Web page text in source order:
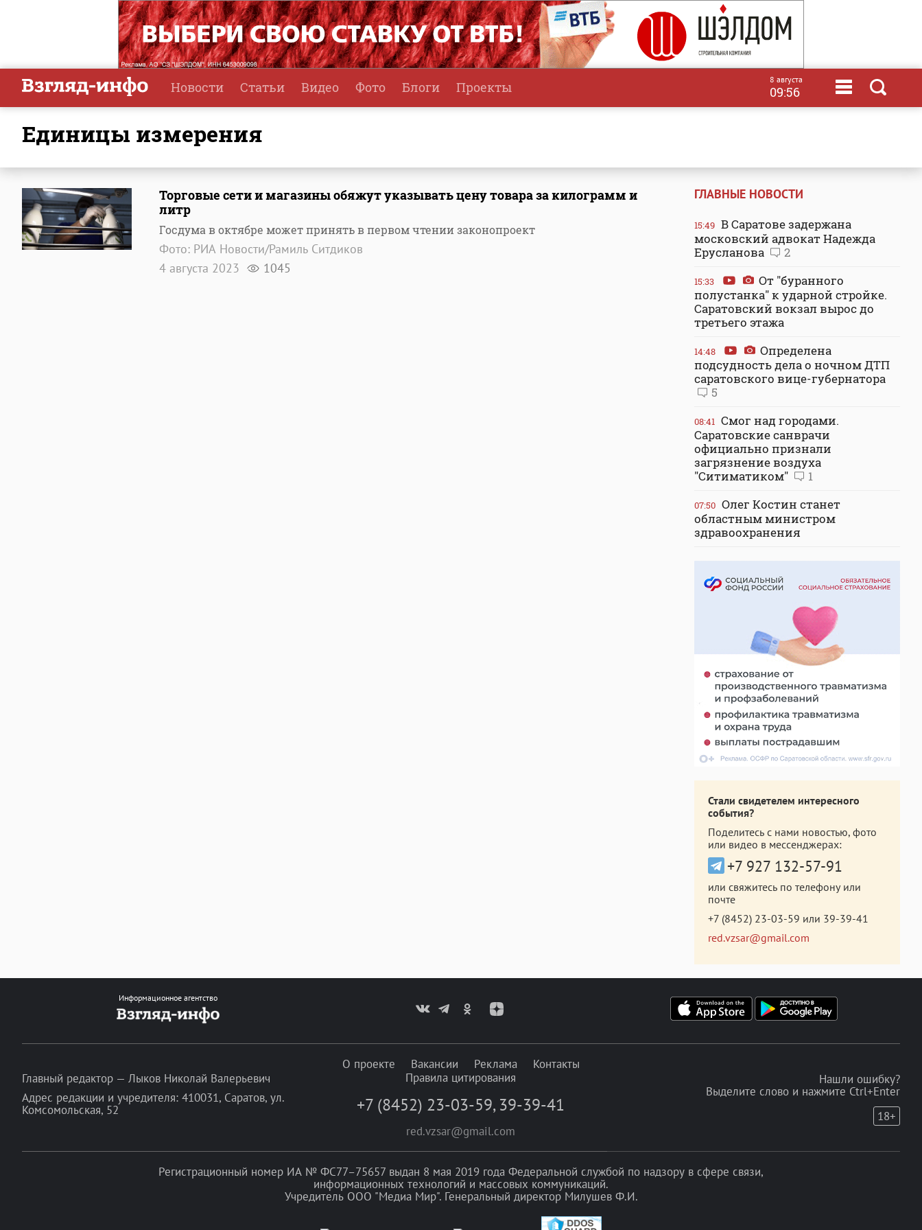
Новости Статьи Видео Фото Блоги Проекты 8 августа
09:56
единицы измерения
Торговые сети и магазины обяжут указывать цену товара за килограмм и
литр
Госдума в октябре может принять в первом чтении законопроект
Фото: РИА Новости/Рамиль Ситдиков
4 августа 2023
1045
ГЛАВНЫЕ НОВОСТИ
15:49 В Саратове задержана
московский адвокат Надежда
Ерусланова
2
15:33
От "буранного
полустанка" к ударной стройке.
Саратовский вокзал вырос до
третьего этажа
14:48
Определена
подсудность дела о ночном ДТП
саратовского вице-губернатора
5
08:41 Смог над городами.
Саратовские санврачи
официально признали
загрязнение воздуха
"Ситиматиком"
1
07:50 Олег Костин станет
областным министром
здравоохранения
Стали свидетелем интересного
события?
Поделитесь с нами новостью, фото
или видео в мессенджерах:
+7 927 132-57-91
или свяжитесь по телефону или
почте
+7 (8452) 23-03-59 или 39-39-41
red.vzsar@gmail.com
Информационное агентство
Главный редактор — Лыков Николай Валерьевич
Адрес редакции и учредителя: 410031, Саратов, ул.
Комсомольская, 52
О проекте Вакансии Реклама
Контакты
Правила цитирования
+7 (8452) 23-03-59, 39-39-41
red.vzsar@gmail.com
Нашли ошибку?
Выделите слово и нажмите Ctrl+Enter
18+
Регистрационный номер ИА № ФС77–75657 выдан 8 мая 2019 года Федеральной службой по надзору в сфере связи,
информационных технологий и массовых коммуникаций.
Учредитель ООО "Медиа Мир". Генеральный директор Милушев Ф.И.